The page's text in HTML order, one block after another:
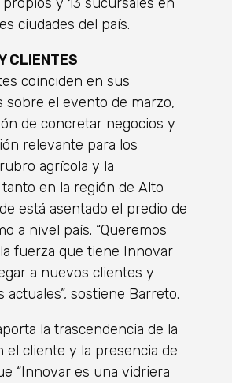
ciudades del país.
CLIENTES
coinciden en sus
sobre el evento de marzo,
de concretar negocios y
relevante para los
agrícola y la
en la región de Alto
está asentado el predio de
a nivel país. “Queremos
fuerza que tiene Innovar
a nuevos clientes y
actuales”, sostiene Barreto.
la trascendencia de la
el cliente y la presencia de
“Innovar es una vidriera